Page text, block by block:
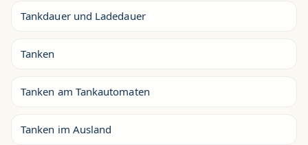
Tankdauer und Ladedauer
Tanken
Tanken am Tankautomaten
Tanken im Ausland